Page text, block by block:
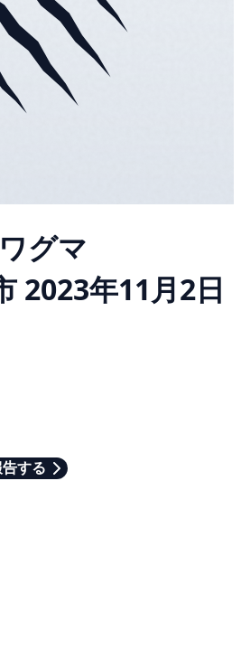
グマ
2023年11月2日
する